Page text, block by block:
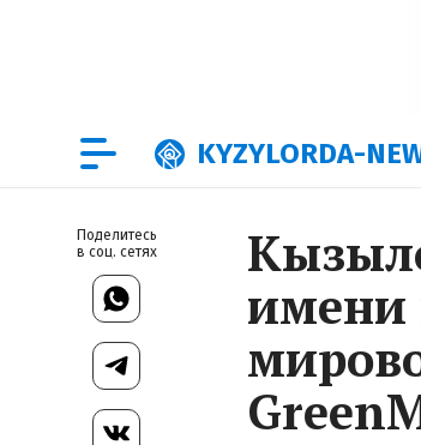
KYZYLORDA-
Поделитесь
в соц. сетях
имени